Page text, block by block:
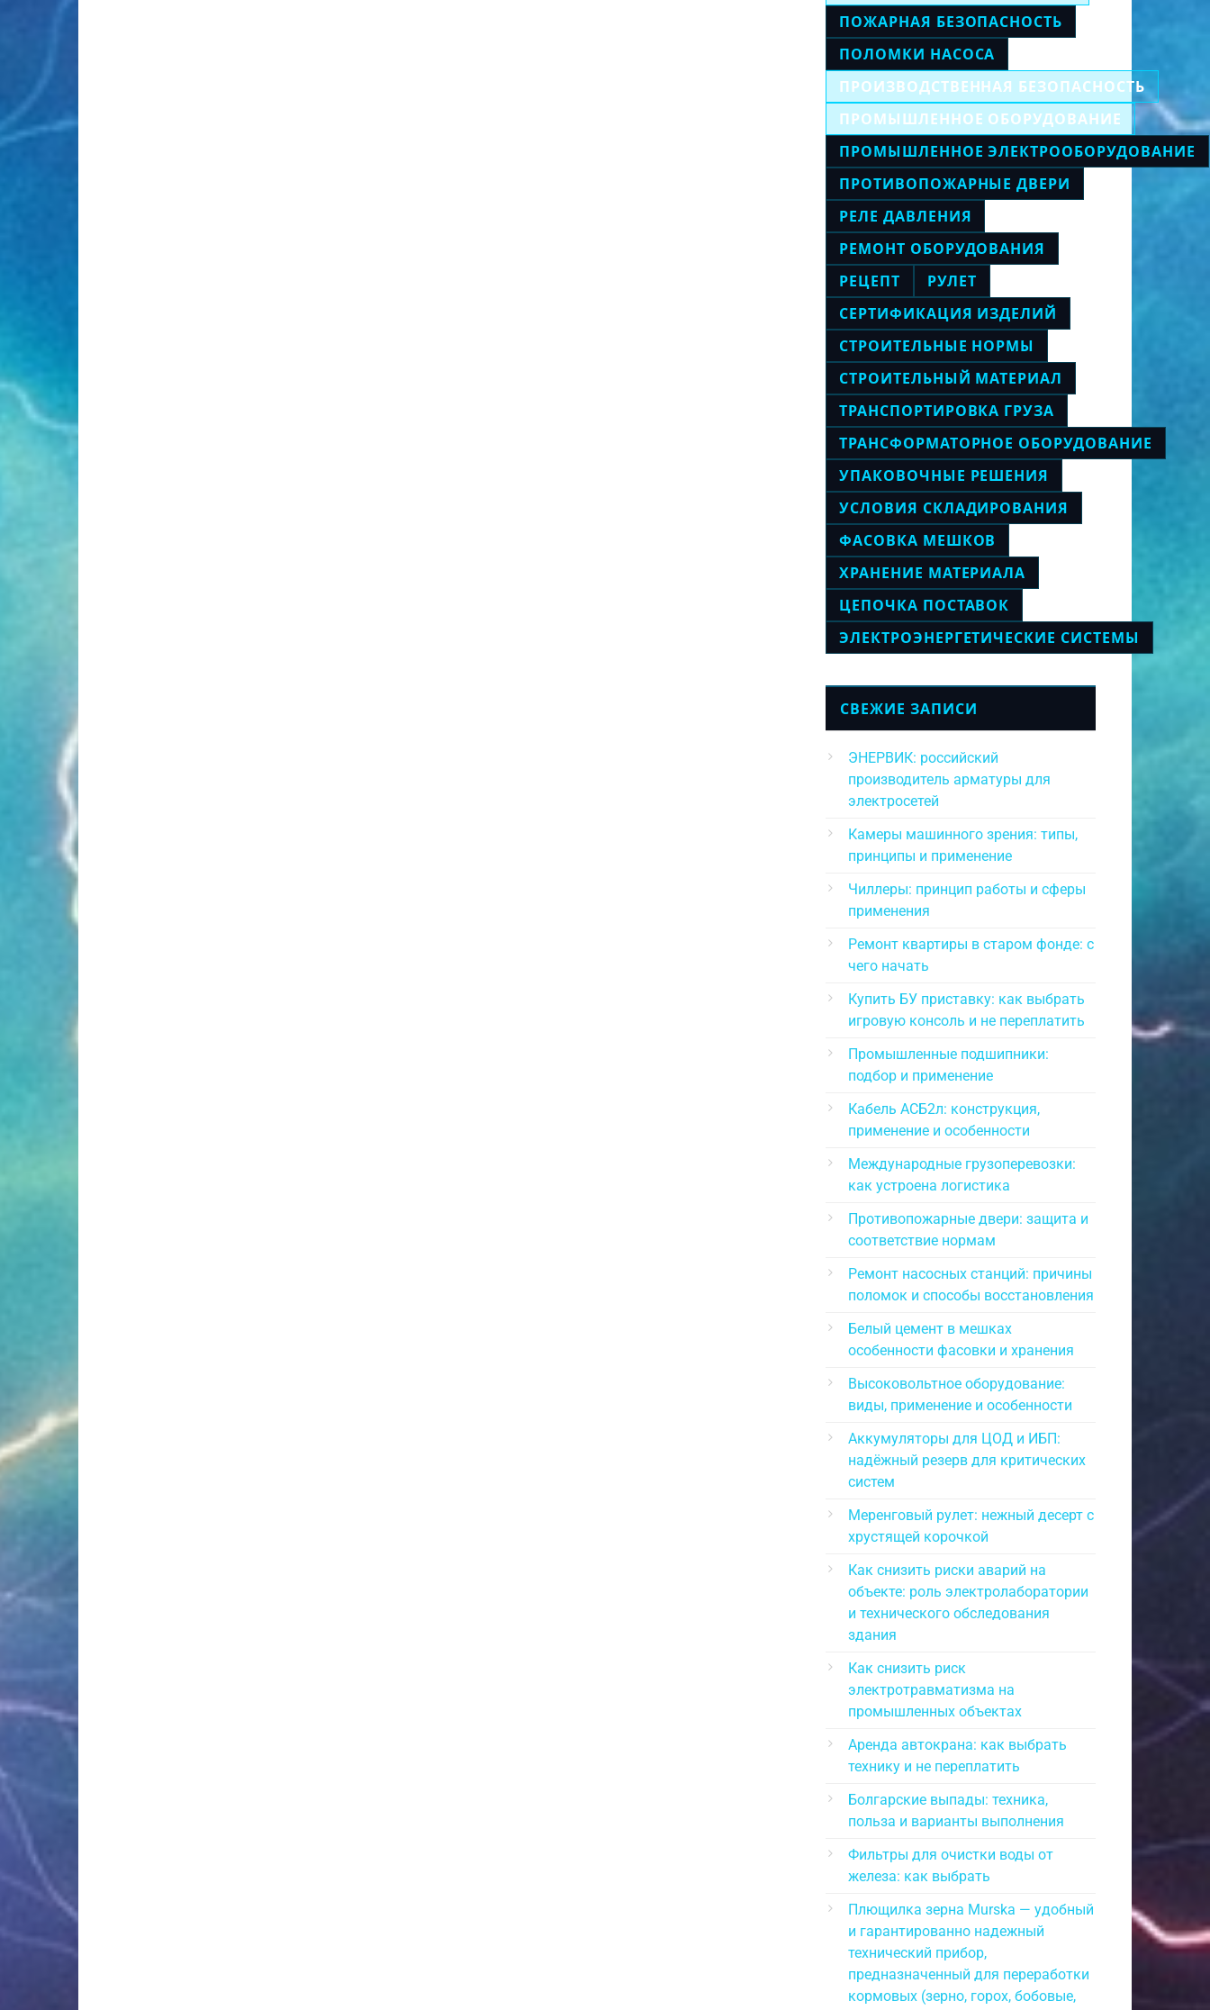
ПОЖАРНАЯ БЕЗОПАСНОСТЬ
ПОЛОМКИ НАСОСА
ПРОИЗВОДСТВЕННАЯ БЕЗОПАСНОСТЬ
ПРОМЫШЛЕННОЕ ОБОРУДОВАНИЕ
ПРОМЫШЛЕННОЕ ЭЛЕКТРООБОРУДОВАНИЕ
ПРОТИВОПОЖАРНЫЕ ДВЕРИ
РЕЛЕ ДАВЛЕНИЯ
РЕМОНТ ОБОРУДОВАНИЯ
РЕЦЕПТ
РУЛЕТ
СЕРТИФИКАЦИЯ ИЗДЕЛИЙ
СТРОИТЕЛЬНЫЕ НОРМЫ
СТРОИТЕЛЬНЫЙ МАТЕРИАЛ
ТРАНСПОРТИРОВКА ГРУЗА
ТРАНСФОРМАТОРНОЕ ОБОРУДОВАНИЕ
УПАКОВОЧНЫЕ РЕШЕНИЯ
УСЛОВИЯ СКЛАДИРОВАНИЯ
ФАСОВКА МЕШКОВ
ХРАНЕНИЕ МАТЕРИАЛА
ЦЕПОЧКА ПОСТАВОК
ЭЛЕКТРОЭНЕРГЕТИЧЕСКИЕ СИСТЕМЫ
СВЕЖИЕ ЗАПИСИ
ЭНЕРВИК: российский
производитель арматуры для
электросетей
Камеры машинного зрения: типы,
принципы и применение
Чиллеры: принцип работы и сферы
применения
Ремонт квартиры в старом фонде: с
чего начать
Купить БУ приставку: как выбрать
игровую консоль и не переплатить
Промышленные подшипники:
подбор и применение
Кабель АСБ2л: конструкция,
применение и особенности
Международные грузоперевозки:
как устроена логистика
Противопожарные двери: защита и
соответствие нормам
Ремонт насосных станций: причины
поломок и способы восстановления
Белый цемент в мешках
особенности фасовки и хранения
Высоковольтное оборудование:
виды, применение и особенности
Аккумуляторы для ЦОД и ИБП:
надёжный резерв для критических
систем
Меренговый рулет: нежный десерт с
хрустящей корочкой
Как снизить риски аварий на
объекте: роль электролаборатории
и технического обследования
здания
Как снизить риск
электротравматизма на
промышленных объектах
Аренда автокрана: как выбрать
технику и не переплатить
Болгарские выпады: техника,
польза и варианты выполнения
Фильтры для очистки воды от
железа: как выбрать
Плющилка зерна Murska — удобный
и гарантированно надежный
технический прибор,
предназначенный для переработки
кормовых (зерно, горох, бобовые,